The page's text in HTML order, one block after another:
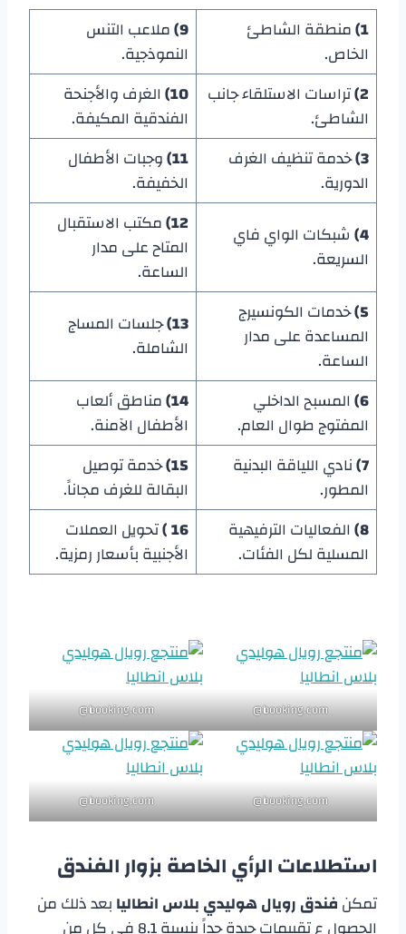
1) منطقة الشاطئ
الخاص.
9) ملاعب التنس
النموذجية.
2) تراسات الاستلقاء جانب
الشاطئ.
10) الغرف والأجنحة
الفندقية المكيفة.
3) خدمة تنظيف الغرف
الدورية.
11) وجبات الأطفال
الخفيفة.
4) شبكات الواي فاي
السريعة.
12) مكتب الاستقبال
المتاح على مدار
الساعة.
5) خدمات الكونسيرج
المساعدة على مدار
الساعة.
13) جلسات المساج
الشاملة.
6) المسبح الداخلي
المفتوج طوال العام.
14) مناطق ألعاب
الأطفال الآمنة.
7) نادي اللياقة البدنية
المطور.
15) خدمة توصيل
البقالة للغرف مجاناً.
8) الفعاليات الترفيهية
المسلية لكل الفئات.
16 ) تحويل العملات
الأجنبية بأسعار رمزية.
booking.com@
booking.com@
booking.com@
booking.com@
استطلاعات الرأي الخاصة بزوار الفندق
تمكنفندق رويال هوليدي بلاس انطاليابعد ذلك من
الحصول ع تقييمات جيدة جداً بنسبة 8.1 في كل من